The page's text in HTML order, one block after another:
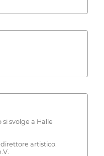
svolge a Halle
artistico.